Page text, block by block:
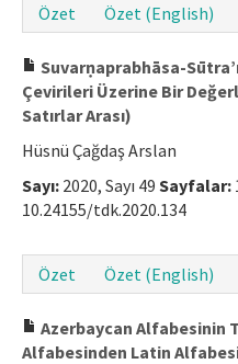
Özet
Özet (English)
Suvarṇaprabhāsa-
Çevirileri Üzerine Bir
Satırlar Arası)
Hüsnü Çağdaş Arslan
Sayı: 2020, Sayı 49 Sayfalar:
10.24155/tdk.2020.134
Özet
Özet (English)
Azerbaycan Alfabesinin
Alfabesinden Latin